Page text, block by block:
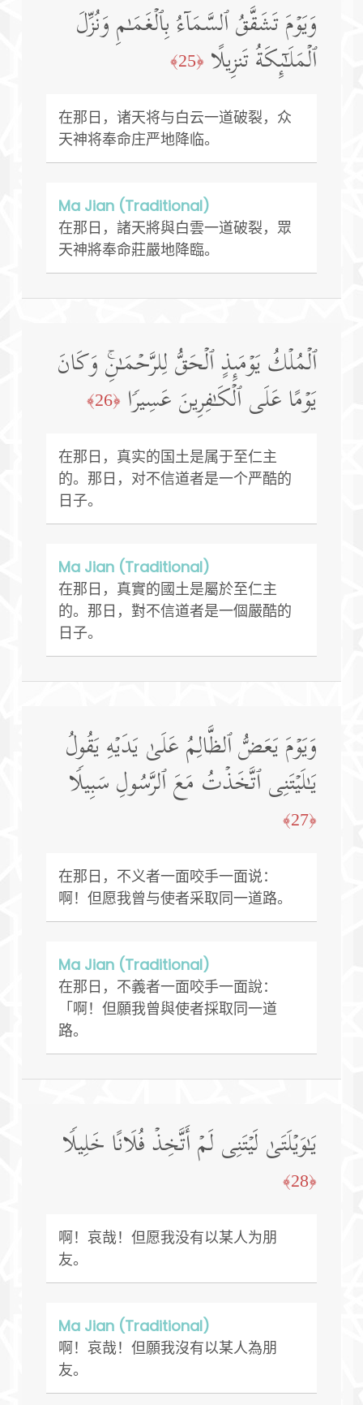
وَیَوۡمَ تَشَقَّقُ ٱلسَّمَاۤءُ بِٱلۡغَمَـٰمِ وَنُزِّلَ
ٱلۡمَلَـٰۤىِٕكَةُ تَنزِیلًا ﴿25﴾
在那日，诸天将与白云一道破裂，众
天神将奉命庄严地降临。
Ma Jian (Traditional)
在那日，諸天將與白雲一道破裂，眾
天神將奉命莊嚴地降臨。
ٱلۡمُلۡكُ یَوۡمَىِٕذٍ ٱلۡحَقُّ لِلرَّحۡمَـٰنِۚ وَكَانَ
یَوۡمًا عَلَى ٱلۡكَـٰفِرِینَ عَسِیرࣰا ﴿26﴾
在那日，真实的国土是属于至仁主
的。那日，对不信道者是一个严酷的
日子。
Ma Jian (Traditional)
在那日，真實的國土是屬於至仁主
的。那日，對不信道者是一個嚴酷的
日子。
وَیَوۡمَ یَعَضُّ ٱلظَّالِمُ عَلَىٰ یَدَیۡهِ یَقُولُ
یَـٰلَیۡتَنِی ٱتَّخَذۡتُ مَعَ ٱلرَّسُولِ سَبِیلࣰا
﴿27﴾
在那日，不义者一面咬手一面说：
啊！但愿我曾与使者采取同一道路。
Ma Jian (Traditional)
在那日，不義者一面咬手一面說：
「啊！但願我曾與使者採取同一道
路。
یَـٰوَیۡلَتَىٰ لَیۡتَنِی لَمۡ أَتَّخِذۡ فُلَانًا خَلِیلࣰا
﴿28﴾
啊！哀哉！但愿我没有以某人为朋
友。
Ma Jian (Traditional)
啊！哀哉！但願我沒有以某人為朋
友。